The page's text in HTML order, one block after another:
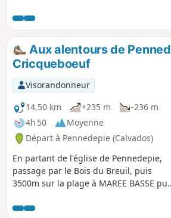
ombragée, elle est très facile et
de 9 ans).
Aux alentours de
Cricqueboeuf
Visorandonneur
14,50 km
+235 m
-236 m
4h 50
Moyenne
Départ à Pennedepie (Calvados)
En partant de l'église de Pennedepie,
passage par le Bois du Breuil, puis
3500m sur la plage à MAREE BASSE